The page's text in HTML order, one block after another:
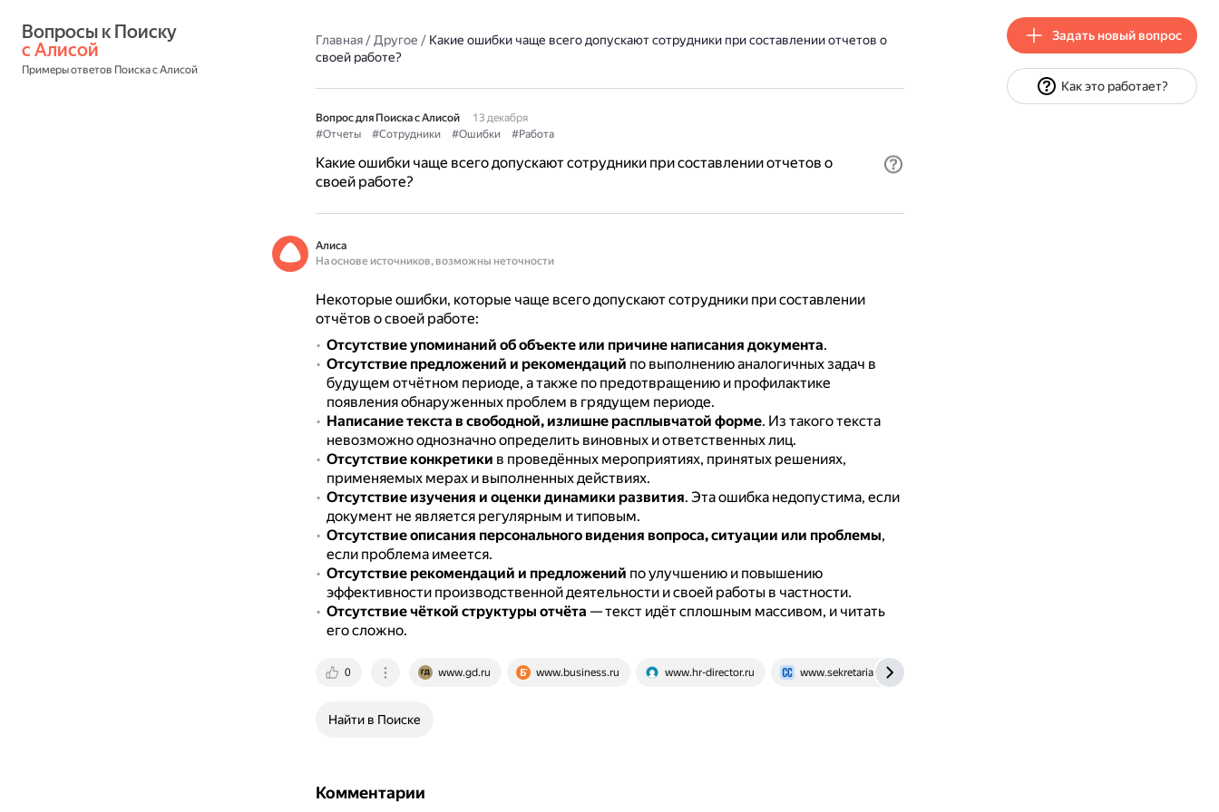
с Алисой
Примеры ответов Поиска с Алисой
Главная/Другое / Какие ошибки чаще всего допускают сотрудники при составлении отчетов о
своей работе?
Вопрос для Поиска с Алисой
13 декабря
#Отчеты
#Сотрудники #Ошибки #Работа
Какие ошибки чаще всего допускают сотрудники при составлении отчетов о
своей работе?
Алиса
На основе источников, возможны неточности
Некоторые ошибки, которые чаще всего допускают сотрудники при составлении
отчётов о своей работе:
Отсутствие упоминаний об объекте или причине написания документа.
Отсутствие предложений и рекомендаций по выполнению аналогичных задач в
будущем отчётном периоде, а также по предотвращению и профилактике
появления обнаруженных проблем в грядущем периоде.
Написание текста в свободной, излишне расплывчатой форме. Из такого текста
невозможно однозначно определить виновных и ответственных лиц.
Отсутствие конкретики в проведённых мероприятиях, принятых решениях,
применяемых мерах и выполненных действиях.
Отсутствие изучения и оценки динамики развития. Эта ошибка недопустима, если
документ не является регулярным и типовым.
Отсутствие описания персонального видения вопроса, ситуации или проблемы,
если проблема имеется.
Отсутствие рекомендаций и предложений по улучшению и повышению
эффективности производственной деятельности и своей работы в частности.
Отсутствие чёткой структуры отчёта — текст идёт сплошным массивом, и читать
его сложно.
0 www.gd.ru www.business.ru www.hr-director.ru www.sekretariat.ru
Найти в Поиске
Комментарии
Задать новый вопрос
Как это работает?